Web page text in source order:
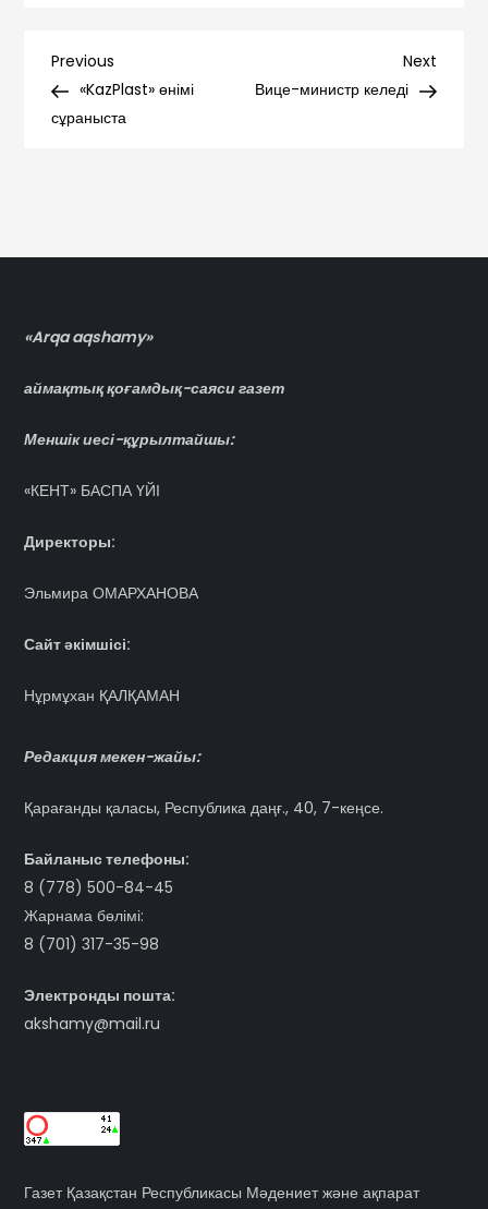
Навигация
по
Previous
Post
Previous
«KazPlast» өнімі
сұраныста
Next
Post
Next
Вице-министр келеді
«Arqa aqshamy»
аймақтық қоғамдық-саяси газет
Меншік иесі-құрылтайшы:
«КЕНТ» БАСПА ҮЙІ
Директоры:
Эльмира ОМАРХАНОВА
Сайт әкімшісі:
Нұрмұхан ҚАЛҚАМАН
Редакция мекен-жайы:
Қарағанды қаласы, Республика даңғ., 40, 7-кеңсе.
Байланыс телефоны:
8 (778) 500-84-45
Жарнама бөлімі:
8 (701) 317-35-98
Электронды пошта:
akshamy@mail.ru
Газет Қазақстан Республикасы Мәдениет және ақпарат